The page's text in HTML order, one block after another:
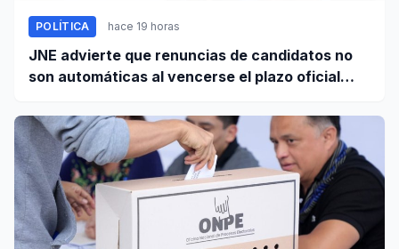
POLÍTICA hace 19 horas
JNE advierte que renuncias de candidatos no
son automáticas al vencerse el plazo oficial